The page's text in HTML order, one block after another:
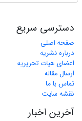
دسترسی سریع
صفحه اصلی
درباره نشریه
اعضای هیات تحریریه
ارسال مقاله
تماس با ما
نقشه سایت
آخرین اخبار